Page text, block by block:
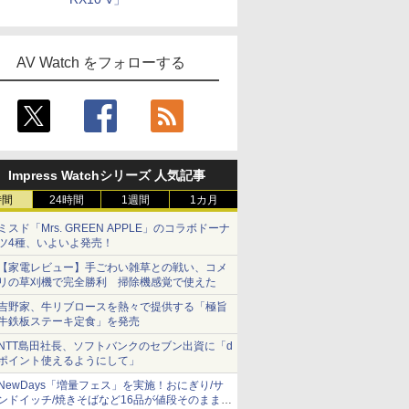
AV Watch をフォローする
Impress Watchシリーズ 人気記事
24時間 1週間 1カ月
スド「Mrs. GREEN APPLE」のコラボドーナ
4種、いよいよ発売！
家電レビュー】手ごわい雑草との戦い、コメ
の草刈機で完全勝利 掃除機感覚で使えた
野家、牛リブロースを熱々で提供する「極旨
鉄板ステーキ定食」を発売
島田社長、ソフトバンクのセブン出資に「d
イント使えるようにして」
「増量フェス」を実施！おにぎり/サ
ドイッチ/焼きそばなど16品が値段そのままで